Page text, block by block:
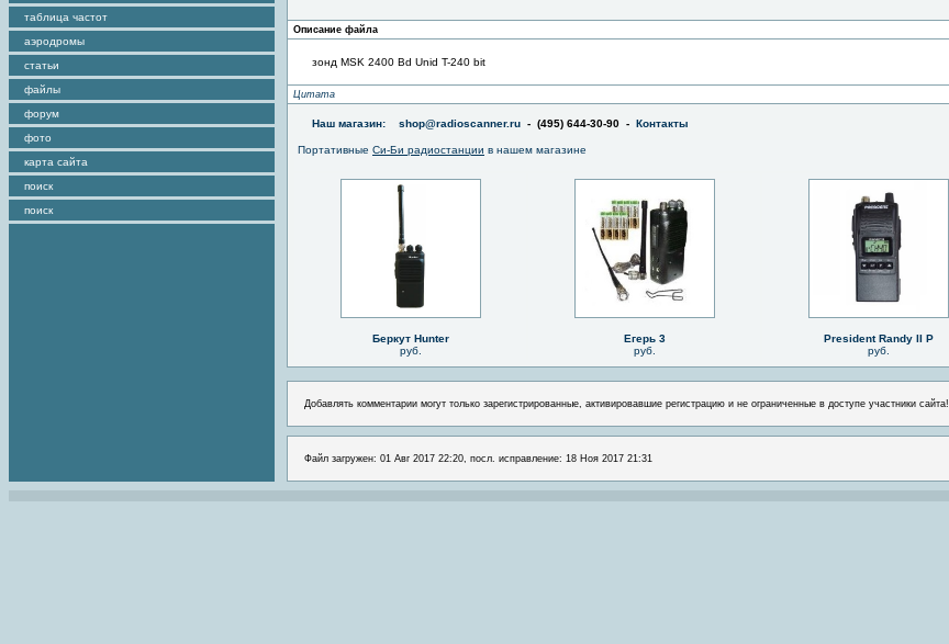
таблица частот
аэродромы
статьи
файлы
форум
фото
карта сайта
поиск
поиск
Описание файла
зонд MSK 2400 Bd Unid T-240 bit
Цитата
Наш магазин: shop@radioscanner.ru - (495) 644-30-90 - Контакты
Портативные Си-Би радиостанции в нашем магазине
Беркут Hunter
руб.
Егерь 3
руб.
President Randy II P
руб.
Добавлять комментарии могут только зарегистрированные, активировавшие регистрацию и не ограниченные в доступе участники сайта!
Файл загружен: 01 Авг 2017 22:20, посл. исправление: 18 Ноя 2017 21:31